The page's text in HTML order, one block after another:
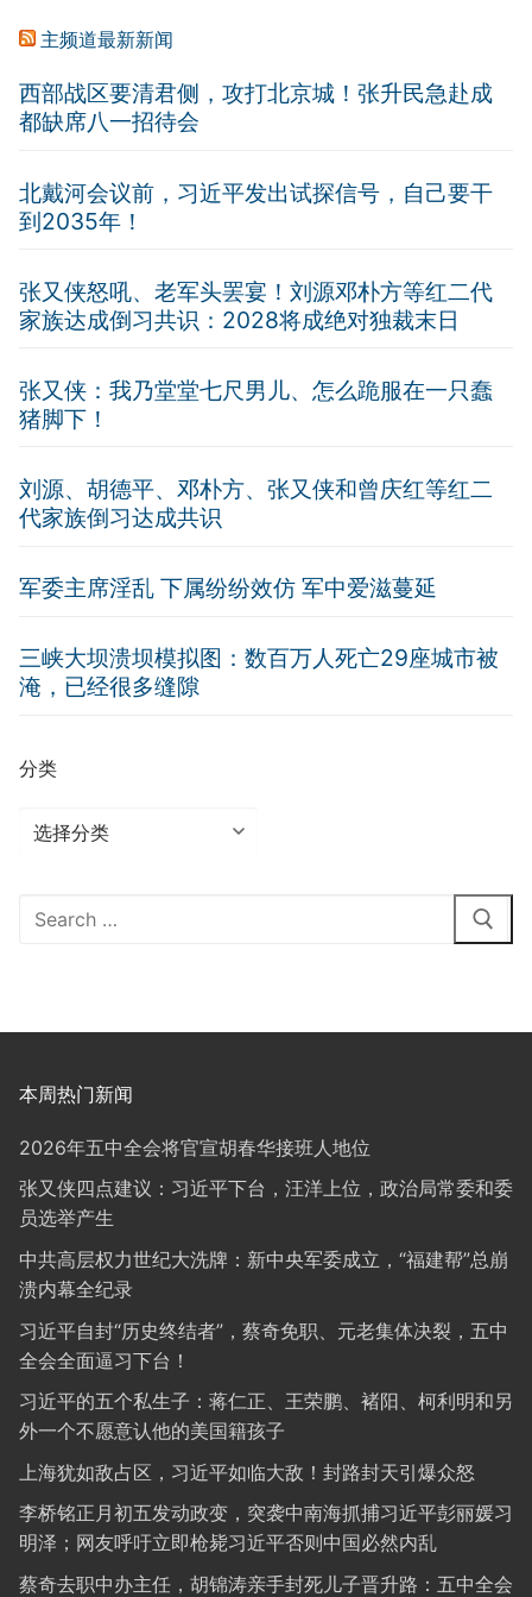
主频道最新新闻
西部战区要清君侧，攻打北京城！张升民急赴成
都缺席八一招待会
北戴河会议前，习近平发出试探信号，自己要干
到2035年！
张又侠怒吼、老军头罢宴！刘源邓朴方等红二代
家族达成倒习共识：2028将成绝对独裁末日
张又侠：我乃堂堂七尺男儿、怎么跪服在一只蠢
猪脚下！
刘源、胡德平、邓朴方、张又侠和曾庆红等红二
代家族倒习达成共识
军委主席淫乱 下属纷纷效仿 军中爱滋蔓延
三峡大坝溃坝模拟图：数百万人死亡29座城市被
淹，已经很多缝隙
分类
分
类
Search
本周热门新闻
2026年五中全会将官宣胡春华接班人地位
张又侠四点建议：习近平下台，汪洋上位，政治局常委和委
员选举产生
中共高层权力世纪大洗牌：新中央军委成立，“福建帮”总崩
溃内幕全纪录
习近平自封“历史终结者”，蔡奇免职、元老集体决裂，五中
全会全面逼习下台！
习近平的五个私生子：蒋仁正、王荣鹏、褚阳、柯利明和另
外一个不愿意认他的美国籍孩子
上海犹如敌占区，习近平如临大敌！封路封天引爆众怒
李桥铭正月初五发动政变，突袭中南海抓捕习近平彭丽媛习
明泽；网友呼吁立即枪毙习近平否则中国必然内乱
蔡奇去职中办主任，胡锦涛亲手封死儿子晋升路：五中全会